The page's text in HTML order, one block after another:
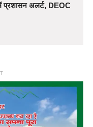
प्रशासन अलर्ट, DEOC